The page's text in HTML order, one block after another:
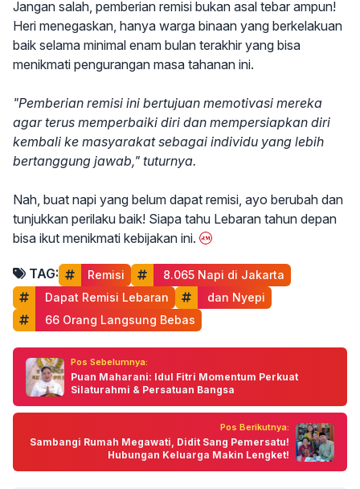
Jangan salah, pemberian remisi bukan asal tebar ampun!
Heri menegaskan, hanya warga binaan yang berkelakuan
baik selama minimal enam bulan terakhir yang bisa
menikmati pengurangan masa tahanan ini.
"Pemberian remisi ini bertujuan memotivasi mereka
agar terus memperbaiki diri dan mempersiapkan diri
kembali ke masyarakat sebagai individu yang lebih
bertanggung jawab," tuturnya.
Nah, buat napi yang belum dapat remisi, ayo berubah dan
tunjukkan perilaku baik! Siapa tahu Lebaran tahun depan
bisa ikut menikmati kebijakan ini.
TAG: Remisi
8.065 Napi di Jakarta
Dapat Remisi Lebaran
dan Nyepi
66 Orang Langsung Bebas
Pos Sebelumnya:
Puan Maharani: Idul Fitri Momentum Perkuat
Silaturahmi & Persatuan Bangsa
Pos Berikutnya:
Sambangi Rumah Megawati, Didit Sang Pemersatu!
Hubungan Keluarga Makin Lengket!